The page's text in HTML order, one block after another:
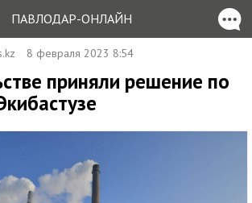
ПАВЛОДАР-ОНЛАЙН
8 февраля 2023 8:54
приняли решение по